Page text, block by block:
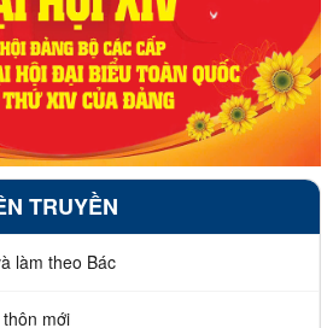
TRUYỀN
làm theo Bác
mới